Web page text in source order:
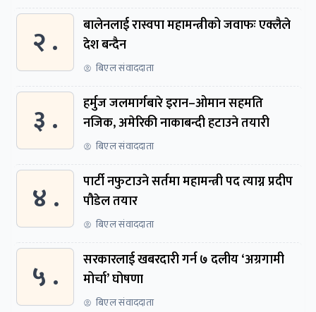
२ .
बालेनलाई रास्वपा महामन्त्रीको जवाफः एक्लैले
देश बन्दैन
बिएल संवाददाता
३ .
हर्मुज जलमार्गबारे इरान–ओमान सहमति
नजिक, अमेरिकी नाकाबन्दी हटाउने तयारी
बिएल संवाददाता
४ .
पार्टी नफुटाउने सर्तमा महामन्त्री पद त्याग्न प्रदीप
पौडेल तयार
बिएल संवाददाता
५ .
सरकारलाई खबरदारी गर्न ७ दलीय ‘अग्रगामी
मोर्चा’ घोषणा
बिएल संवाददाता